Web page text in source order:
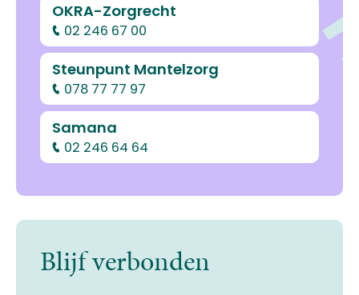
OKRA-Zorgrecht
02 246 67 00
Steunpunt Mantelzorg
078 77 77 97
Samana
02 246 64 64
Blijf verbonden